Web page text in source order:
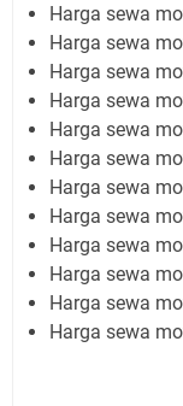
Harga sewa
Harga sewa
Harga sewa
Harga sewa
Harga sewa
Harga sewa
Harga sewa
Harga sewa
Harga sewa
Harga sewa
Harga sewa
Harga sewa